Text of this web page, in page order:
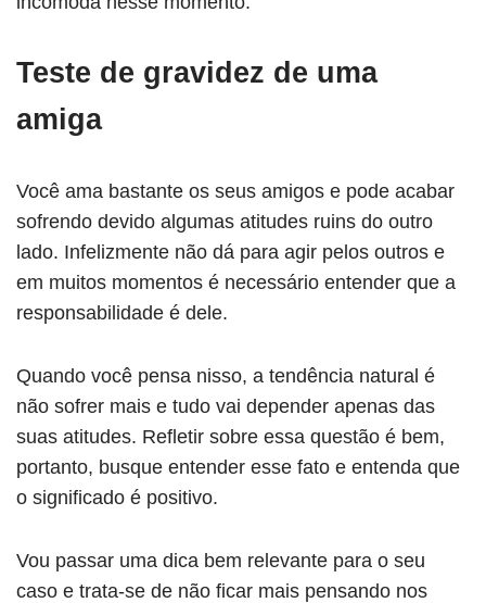
Teste de gravidez de uma
amiga
Você ama bastante os seus amigos e pode acabar
sofrendo devido algumas atitudes ruins do outro
lado. Infelizmente não dá para agir pelos outros e
em muitos momentos é necessário entender que a
responsabilidade é dele.
Quando você pensa nisso, a tendência natural é
não sofrer mais e tudo vai depender apenas das
suas atitudes. Refletir sobre essa questão é bem,
portanto, busque entender esse fato e entenda que
o significado é positivo.
Vou passar uma dica bem relevante para o seu
caso e trata-se de não ficar mais pensando nos